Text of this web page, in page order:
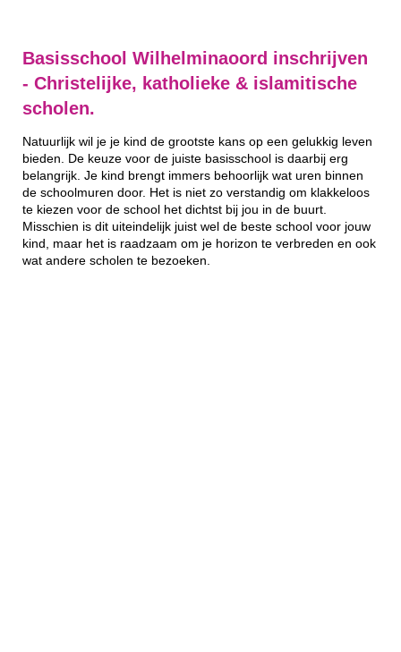
Basisschool Wilhelminaoord inschrijven
- Christelijke, katholieke & islamitische
scholen.
Natuurlijk wil je je kind de grootste kans op een gelukkig leven
bieden. De keuze voor de juiste basisschool is daarbij erg
belangrijk. Je kind brengt immers behoorlijk wat uren binnen
de schoolmuren door. Het is niet zo verstandig om klakkeloos
te kiezen voor de school het dichtst bij jou in de buurt.
Misschien is dit uiteindelijk juist wel de beste school voor jouw
kind, maar het is raadzaam om je horizon te verbreden en ook
wat andere scholen te bezoeken.